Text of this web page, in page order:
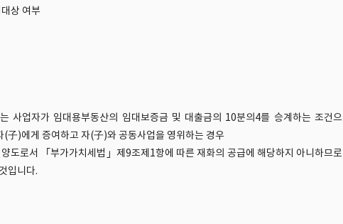
상 여부
사업자가 임대용부동산의 임대보증금 및 대출금의 10분의4를 승계하는 조건으
子)에게 증여하고 자(子)와 공동사업을 영위하는 경우
도로서 「부가가치세법」제9조제1항에 따른 재화의 공급에 해당하지 아니하므로
입니다.